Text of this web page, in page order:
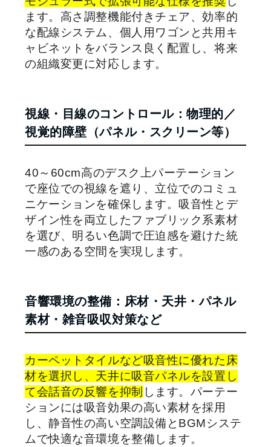
ます。高さ調整機能付きチェア、効率的
な配線システム、個人用ワゴンと共用キ
ャビネットをバランス良く配置し、将来
の組織変更に対応します。
視線・目線のコントロール：物理的／
視覚的障壁（パネル・スクリーン等）
40～60cm高のデスク上パーテーション
で座位での視線を遮り、立位でのコミュ
ニケーションを確保します。吸音性とデ
ザイン性を両立したファブリック系素材
を選び、明るい色調で圧迫感を避けた統
一感のある空間を実現します。
音響環境の整備：床材・天井・パネル
素材・雑音吸収対策など
カーペットタイルなど吸音性に優れた床
材を選択し、天井に吸音パネルを設置し
て会話音の反響を抑制 します。パーテー
ションには吸音効果の高い素材を採用
し、静音性の高い空調設備とBGMシステ
ムで快適な音環境を整備します。